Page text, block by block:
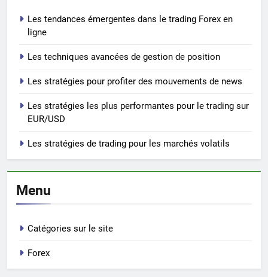
Les tendances émergentes dans le trading Forex en
ligne
Les techniques avancées de gestion de position
Les stratégies pour profiter des mouvements de news
Les stratégies les plus performantes pour le trading sur
EUR/USD
Les stratégies de trading pour les marchés volatils
Menu
Catégories sur le site
Forex